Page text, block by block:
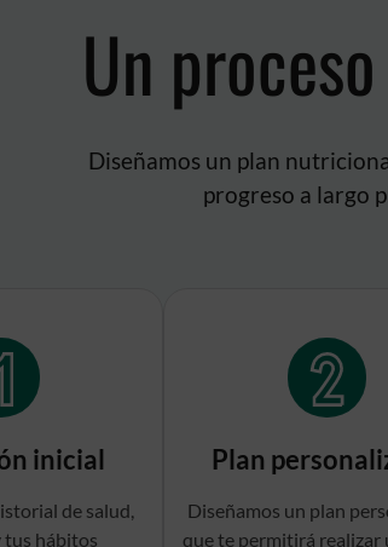
Un
Diseñamos un plan
progreso a largo
inicial
de salud,
tus hábitos
Plan
Diseñamos un plan
que te permitirá realizar